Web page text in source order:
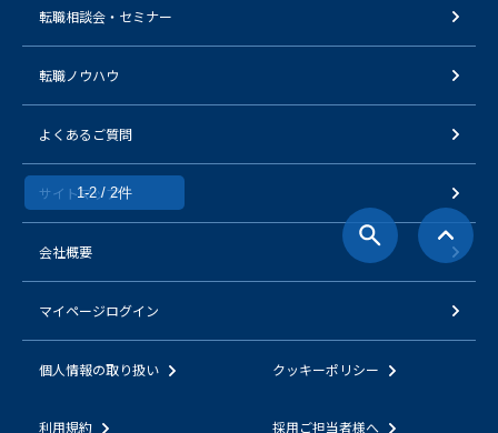
1-2 / 2件
転職相談会・セミナー
転職ノウハウ
よくあるご質問
サイトマップ
会社概要
マイページログイン
個人情報の取り扱い クッキーポリシー
利用規約 採用ご担当者様へ